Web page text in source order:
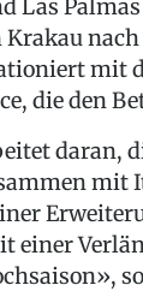
Las
mit
die den
daran,
mit
einer